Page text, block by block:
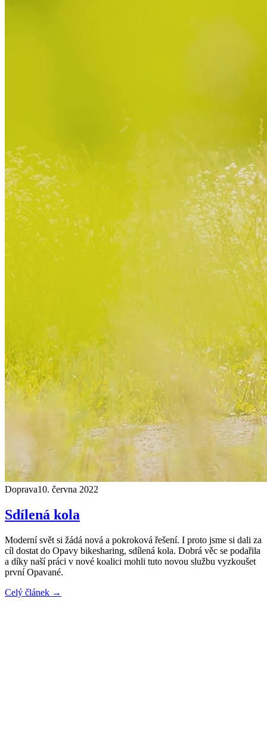
Doprava10. června 2022
Sdílená kola
Moderní svět si žádá nová a pokroková řešení. I proto jsme si dali za
cíl dostat do Opavy bikesharing, sdílená kola. Dobrá věc se podařila
a díky naší práci v nové koalici mohli tuto novou službu vyzkoušet
první Opavané.
Celý článek →